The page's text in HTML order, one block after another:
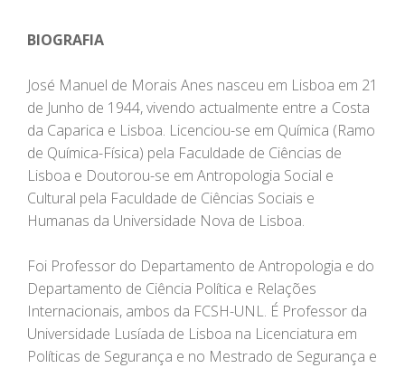
BIOGRAFIA
José Manuel de Morais Anes nasceu em Lisboa em 21
de Junho de 1944, vivendo actualmente entre a Costa
da Caparica e Lisboa. Licenciou-se em Química (Ramo
de Química-Física) pela Faculdade de Ciências de
Lisboa e Doutorou-se em Antropologia Social e
Cultural pela Faculdade de Ciências Sociais e
Humanas da Universidade Nova de Lisboa.
Foi Professor do Departamento de Antropologia e do
Departamento de Ciência Política e Relações
Internacionais, ambos da FCSH-UNL. É Professor da
Universidade Lusíada de Lisboa na Licenciatura em
Políticas de Segurança e no Mestrado de Segurança e